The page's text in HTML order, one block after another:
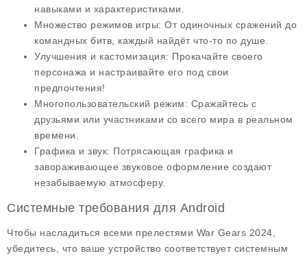
навыками и характеристиками.
Множество режимов игры: От одиночных сражений до
командных битв, каждый найдёт что-то по душе.
Улучшения и кастомизация: Прокачайте своего
персонажа и настраивайте его под свои
предпочтения!
Многопользовательский режим: Сражайтесь с
друзьями или участниками со всего мира в реальном
времени.
Графика и звук: Потрясающая графика и
завораживающее звуковое оформление создают
незабываемую атмосферу.
Системные требования для Android
Чтобы насладиться всеми прелестями War Gears 2024,
убедитесь, что ваше устройство соответствует системным